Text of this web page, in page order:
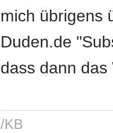
mich übrigens
Duden.de
dass dann das
/KB